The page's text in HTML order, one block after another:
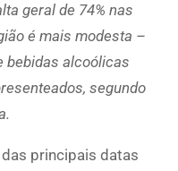
geral de 74% nas
é mais modesta –
bebidas alcoólicas
segundo
principais datas